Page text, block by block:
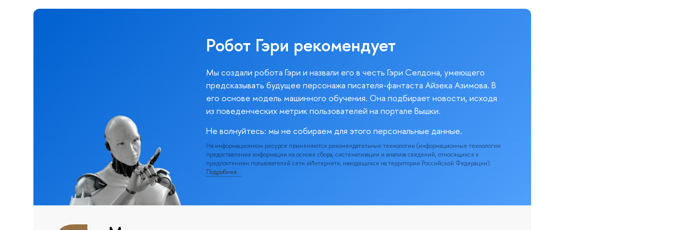
Робот Гэри рекомендует
Мы создали робота Гэри и назвали его в честь Гэри Селдона, умеющего
предсказывать будущее персонажа писателя-фантаста Айзека Азимова. В
его основе модель машинного обучения. Она подбирает новости, исходя
из поведенческих метрик пользователей на портале Вышки.
Не волнуйтесь: мы не собираем для этого персональные данные.
На информационном ресурсе применяются рекомендательные технологии (информационные технологии
предоставления информации на основе сбора, систематизации и анализа сведений, относящихся к
предпочтениям пользователей сети «Интернет», находящихся на территории Российской Федерации).
Подробнее…